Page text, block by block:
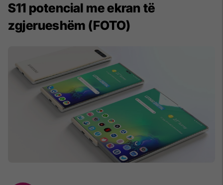
S11 potencial me ekran të
zgjerueshëm (FOTO)